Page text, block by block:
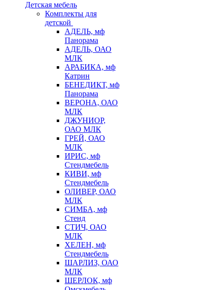
Детская мебель
Комплекты для
детской
АДЕЛЬ, мф
Панорама
АДЕЛЬ, ОАО
МЛК
АРАБИКА, мф
Катрин
БЕНЕДИКТ, мф
Панорама
ВЕРОНА, ОАО
МЛК
ДЖУНИОР,
ОАО МЛК
ГРЕЙ, ОАО
МЛК
ИРИС, мф
Стендмебель
КИВИ, мф
Стендмебель
ОЛИВЕР, ОАО
МЛК
СИМБА, мф
Стенд
СТИЧ, ОАО
МЛК
ХЕЛЕН, мф
Стендмебель
ШАРЛИЗ, ОАО
МЛК
ШЕРЛОК, мф